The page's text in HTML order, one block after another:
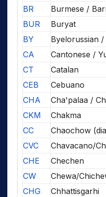
BR
Burmese /
BUR
Buryat
BY
Byelorussian
CA
Cantonese /
CT
Catalan
CEB
Cebuano
CHA
Cha'palaa /
CKM
Chakma
CC
Chaochow
CVC
Chavacano/
CHE
Chechen
CW
Chewa/
CHG
Chhattisgarhi